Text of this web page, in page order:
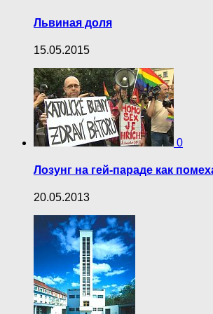
Львиная доля
15.05.2015
0
Лозунг на гей-параде как
20.05.2013